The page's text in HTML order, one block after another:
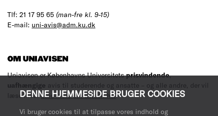
DENNE HJEMMESIDE BRUGER COOKIES
Vi bruger cookies til at tilpasse vores indhold og
Tlf: 21 17 95 65 (man-fre kl. 9-15)
E-mail: uni-avis@adm.ku.dk
OM UNIAVISEN
Uniavisen er Københavns Universitetsprisvindende,
uafhængige avis til studerende og ansatte – og alle andre, der vil
læse med.Læs mere om avisen her.